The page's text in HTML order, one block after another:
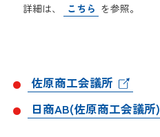
海外ビジネス
その他サー
役員紹介
委員会・専門
詳細は、 こちら を参照。
佐原商工会議所
日商AB(佐原商工会議所)